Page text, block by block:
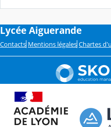
Lycée Aiguerande
Contacts Mentions légales Chartes